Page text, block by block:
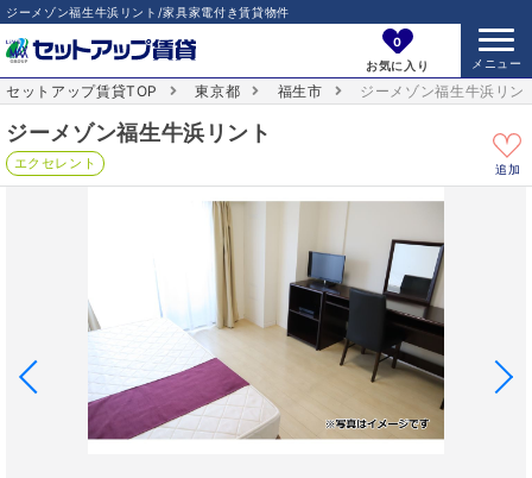
ジーメゾン福生牛浜リント/家具家電付き賃貸物件
0
お気に入り
セットアップ賃貸TOP 東京都 福生市 ジーメゾン福生牛浜リン
ジーメゾン福生牛浜リント
エクセレント 追加